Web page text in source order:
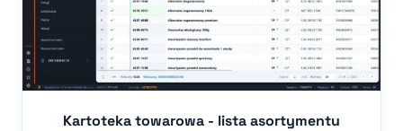
Kartoteka towarowa - lista asortymentu